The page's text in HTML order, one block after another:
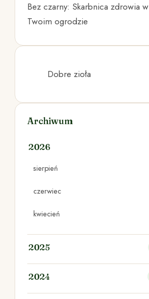
Bez czarny: Skarbnica zdrowia w
Twoim ogrodzie
Dobre zioła
Archiwum
2026
sierpień
czerwiec
kwiecień
2025
2024